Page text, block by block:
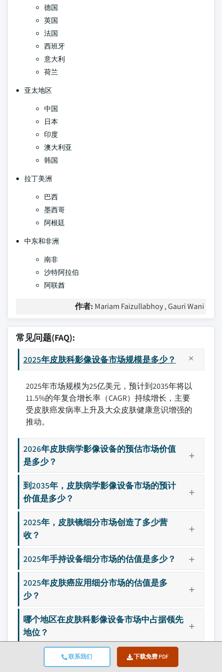
联系我们 下载免费 PDF
德国
英国
法国
西班牙
意大利
荷兰
亚太地区
中国
日本
印度
澳大利亚
韩国
拉丁美洲
巴西
墨西哥
阿根廷
中东和非洲
南非
沙特阿拉伯
阿联酋
作者: Mariam Faizullabhoy , Gauri Wani
常见问题(FAQ):
2025年皮肤科影像设备市场规模是多少？
2025年市场规模为25亿美元，预计到2035年将以
11.5%的年复合增长率（CAGR）持续增长，主要
受皮肤癌发病率上升及大众皮肤健康意识增强的
推动。
2026年皮肤病学影像设备的预估市场价值
是多少？
到2035年，皮肤病学影像设备市场的预计
价值是多少？
2025年，皮肤镜细分市场创造了多少营
收？
2025年手持设备细分市场的估值是多少？
2025年皮肤癌应用细分市场的估值是多
少？
哪个地区在皮肤科影像设备市场中占据领先
地位？
皮肤病学影像设备市场的主要参与者有哪